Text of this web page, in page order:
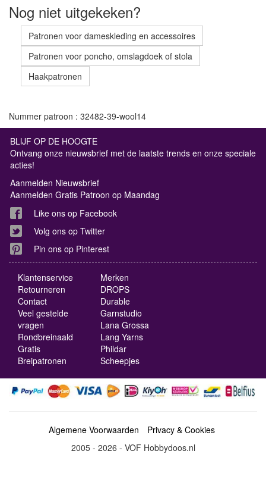
Nog niet uitgekeken?
Patronen voor dameskleding en accessoires
Patronen voor poncho, omslagdoek of stola
Haakpatronen
Nummer patroon : 32482-39-wool14
BLIJF OP DE HOOGTE
Ontvang onze nieuwsbrief met de laatste trends en onze speciale
acties!
Aanmelden Nieuwsbrief
Aanmelden Gratis Patroon op Maandag
Like ons op Facebook
Volg ons op Twitter
Pin ons op Pinterest
Klantenservice
Retourneren
Contact
Veel gestelde
vragen
Rondbreinaald
Gratis
Breipatronen
Merken
DROPS
Durable
Garnstudio
Lana Grossa
Lang Yarns
Phildar
Scheepjes
Algemene Voorwaarden
Privacy & Cookies
2005 - 2026 - VOF Hobbydoos.nl